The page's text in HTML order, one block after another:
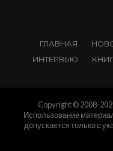
ГЛАВНАЯ
ИНТЕРВЬЮ
Copyright © 2008-
Использование
допускается только с